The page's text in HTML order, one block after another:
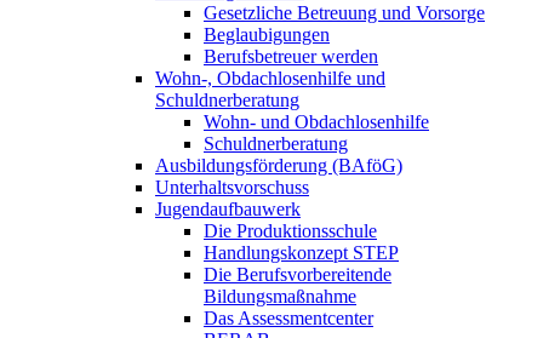
Gesetzliche Betreuung und Vorsorge
Beglaubigungen
Berufsbetreuer werden
Wohn-, Obdachlosenhilfe und
Schuldnerberatung
Wohn- und Obdachlosenhilfe
Schuldnerberatung
Ausbildungsförderung (BAföG)
Unterhaltsvorschuss
Jugendaufbauwerk
Die Produktionsschule
Handlungskonzept STEP
Die Berufsvorbereitende
Bildungsmaßnahme
Das Assessmentcenter